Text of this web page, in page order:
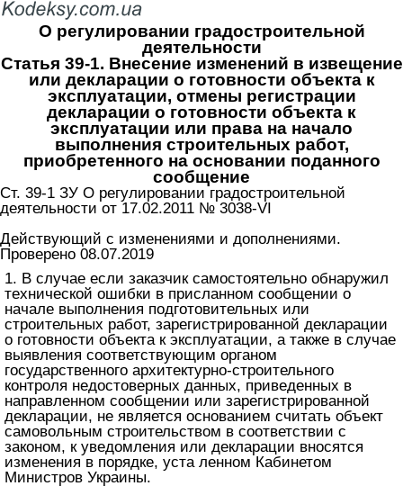
О регулировании градостроительной
деятельности
Статья 39-1. Внесение изменений в извещение
или декларации о готовности объекта к
эксплуатации, отмены регистрации
декларации о готовности объекта к
эксплуатации или права на начало
выполнения строительных работ,
приобретенного на основании поданного
сообщение
Ст. 39-1 ЗУ О регулировании градостроительной
деятельности от 17.02.2011 № 3038-VI
Действующий с изменениями и дополнениями.
Проверено 08.07.2019
1. В случае если заказчик самостоятельно обнаружил
технической ошибки в присланном сообщении о
начале выполнения подготовительных или
строительных работ, зарегистрированной декларации
о готовности объекта к эксплуатации, а также в случае
выявления соответствующим органом
государственного архитектурно-строительного
контроля недостоверных данных, приведенных в
направленном сообщении или зарегистрированной
декларации, не является основанием считать объект
самовольным строительством в соответствии с
законом, к уведомления или декларации вносятся
изменения в порядке, уста ленном Кабинетом
Министров Украины.